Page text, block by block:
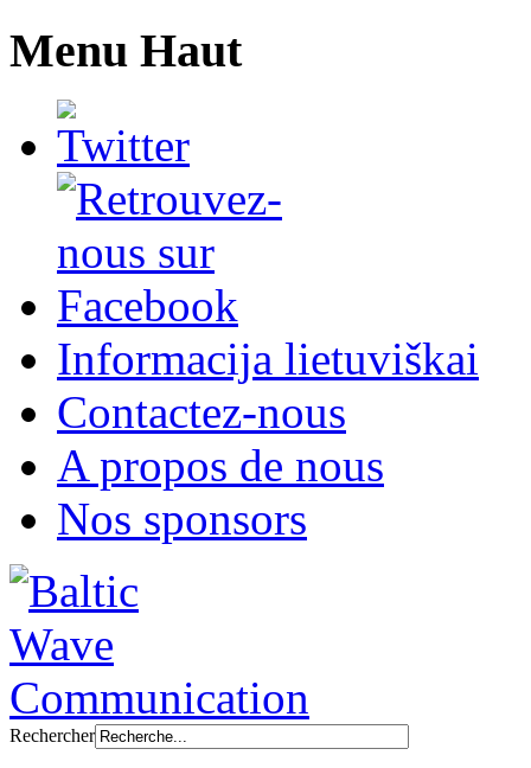
Menu Haut
Informacija lietuviškai
Contactez-nous
A propos de nous
Nos sponsors
Rechercher